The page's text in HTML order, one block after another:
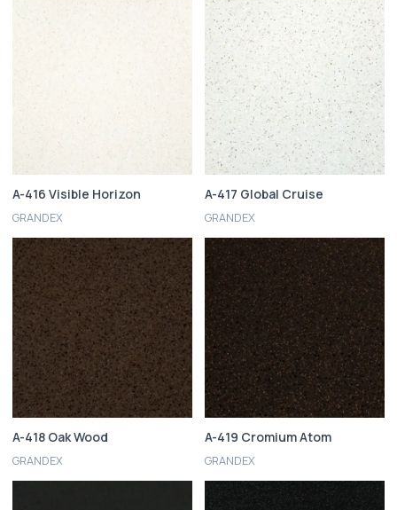
A-416 Visible Horizon
GRANDEX
A-417 Global Cruise
GRANDEX
A-418 Oak Wood
GRANDEX
A-419 Cromium Atom
GRANDEX